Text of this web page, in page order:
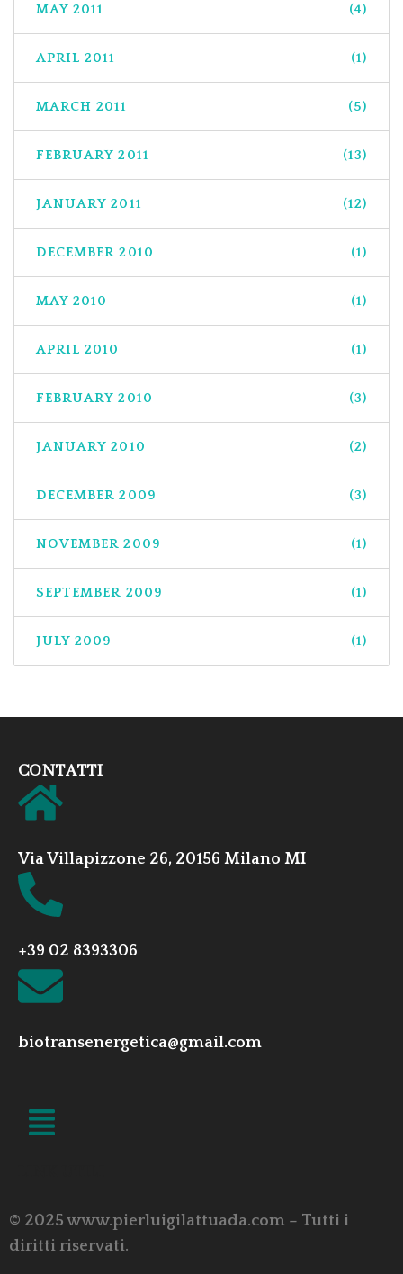
MAY 2011 (4)
APRIL 2011 (1)
MARCH 2011 (5)
FEBRUARY 2011 (13)
JANUARY 2011 (12)
DECEMBER 2010 (1)
MAY 2010 (1)
APRIL 2010 (1)
FEBRUARY 2010 (3)
JANUARY 2010 (2)
DECEMBER 2009 (3)
NOVEMBER 2009 (1)
SEPTEMBER 2009 (1)
JULY 2009 (1)
CONTATTI
Via Villapizzone 26, 20156 Milano MI
+39 02 8393306
biotransenergetica@gmail.com
© 2025 www.pierluigilattuada.com – Tutti i
diritti riservati.